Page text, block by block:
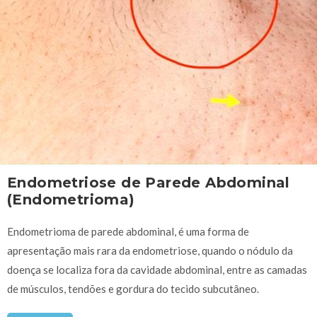
Endometriose de Parede Abdominal
(Endometrioma)
Endometrioma de parede abdominal, é uma forma de
apresentação mais rara da endometriose, quando o nódulo da
doença se localiza fora da cavidade abdominal, entre as camadas
de músculos, tendões e gordura do tecido subcutâneo.